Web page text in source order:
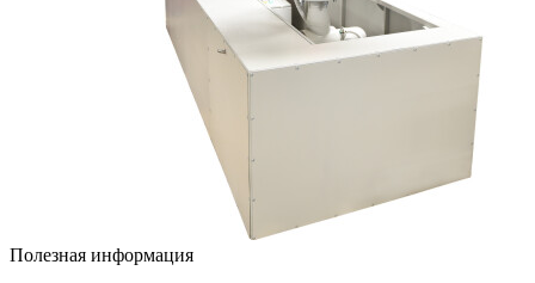
Полезная информация